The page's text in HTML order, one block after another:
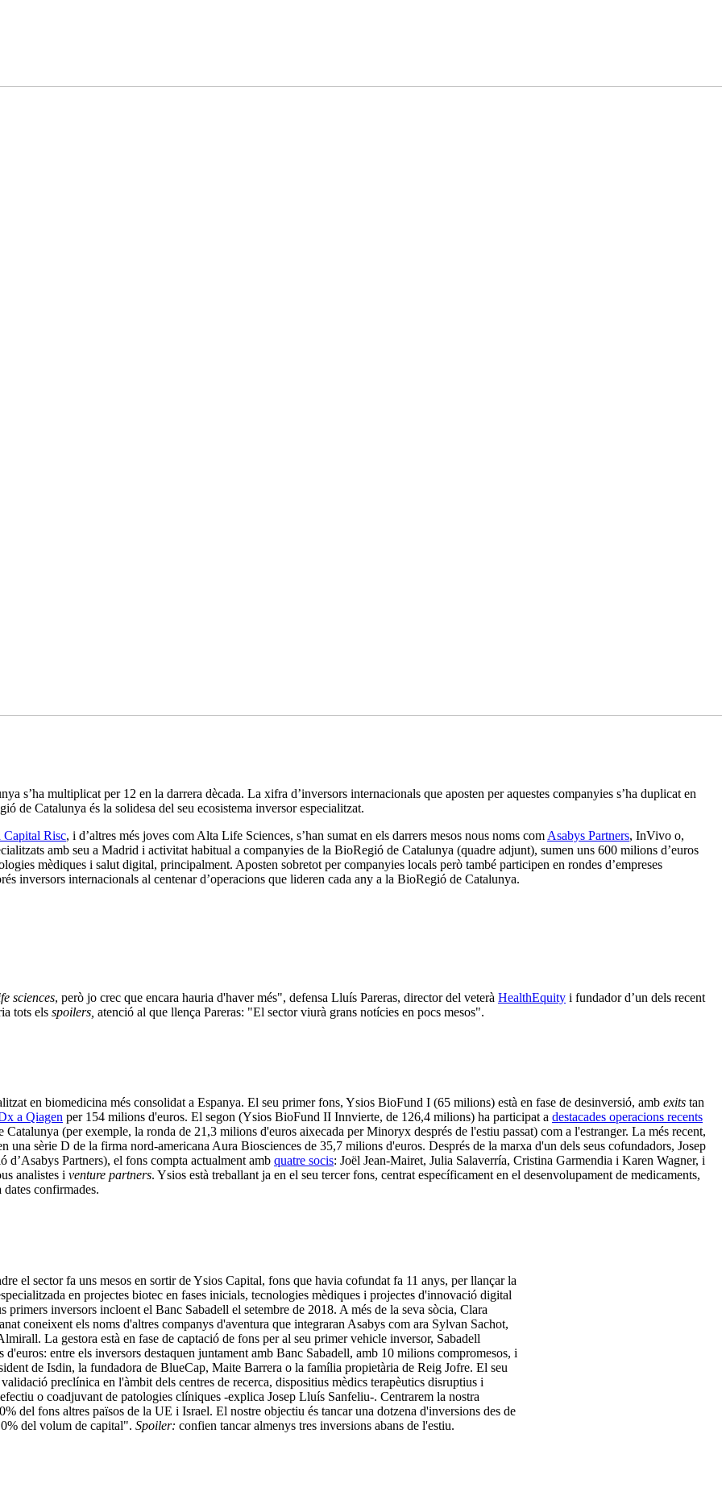
s’ha multiplicat per 12 en la darrera dècada. La xifra d’inversors internacionals que aposten per aquestes companyies s’ha duplicat en
de Catalunya és la solidesa del seu ecosistema inversor especialitzat.
Capital Risc, i d’altres més joves com Alta Life Sciences, s’han sumat en els darrers mesos nous noms comAsabys Partners, InVivo o,
amb seu a Madrid i activitat habitual a companyies de la BioRegió de Catalunya (quadre adjunt), sumen uns 600 milions d’euros
mèdiques i salut digital, principalment. Aposten sobretot per companyies locals però també participen en rondes d’empreses
inversors internacionals al centenar d’operacions que lideren cada any a la BioRegió de Catalunya.
sciences, però jo crec que encara hauria d'haver més", defensa Lluís Pareras, director del veterà HealthEquity i fundador d’un dels recent
tots els spoilers, atenció al que llença Pareras: "El sector viurà grans notícies en pocs mesos".
en biomedicina més consolidat a Espanya. El seu primer fons, Ysios BioFund I (65 milions) està en fase de desinversió, amb exits tan
a Qiagen per 154 milions d'euros. El segon (Ysios BioFund II Innvierte, de 126,4 milions) ha participat a destacades operacions recents
Catalunya (per exemple, la ronda de 21,3 milions d'euros aixecada per Minoryx després de l'estiu passat) com a l'estranger. La més recent,
una sèrie D de la firma nord-americana Aura Biosciences de 35,7 milions d'euros. Després de la marxa d'un dels seus cofundadors, Josep
Partners), el fons compta actualment amb quatre socis: Joël Jean-Mairet, Julia Salaverría, Cristina Garmendia i Karen Wagner, i
analistes i venture partners. Ysios està treballant ja en el seu tercer fons, centrat específicament en el desenvolupament de medicaments,
confirmades.
el sector fa uns mesos en sortir de Ysios Capital, fons que havia cofundat fa 11 anys, per llançar la
en projectes biotec en fases inicials, tecnologies mèdiques i projectes d'innovació digital
primers inversors incloent el Banc Sabadell el setembre de 2018. A més de la seva sòcia, Clara
coneixent els noms d'altres companys d'aventura que integraran Asabys com ara Sylvan Sachot,
La gestora està en fase de captació de fons per al seu primer vehicle inversor, Sabadell
entre els inversors destaquen juntament amb Banc Sabadell, amb 10 milions compromesos, i
de Isdin, la fundadora de BlueCap, Maite Barrera o la família propietària de Reig Jofre. El seu
preclínica en l'àmbit dels centres de recerca, dispositius mèdics terapèutics disruptius i
o coadjuvant de patologies clíniques -explica Josep Lluís Sanfeliu-. Centrarem la nostra
del fons altres països de la UE i Israel. El nostre objectiu és tancar una dotzena d'inversions des de
del volum de capital". Spoiler: confien tancar almenys tres inversions abans de l'estiu.